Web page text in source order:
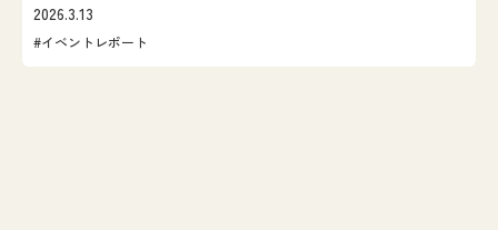
2026.3.13
#イベントレポート